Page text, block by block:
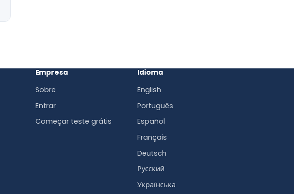
Empresa
Sobre
Entrar
Começar teste grátis
Idioma
English
Português
Español
Français
Deutsch
Русский
Українська